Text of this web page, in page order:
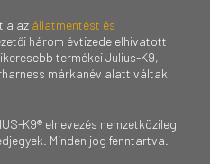
az állatmentést és
három évtizede elhivatott
termékei Julius-K9,
márkanév alatt váltak
K9® elnevezés nemzetközileg
Minden jog fenntartva.